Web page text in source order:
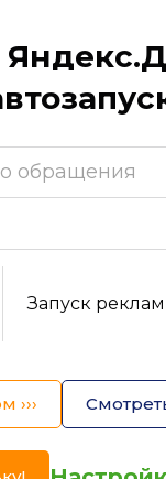
обращения
Запуск
›››